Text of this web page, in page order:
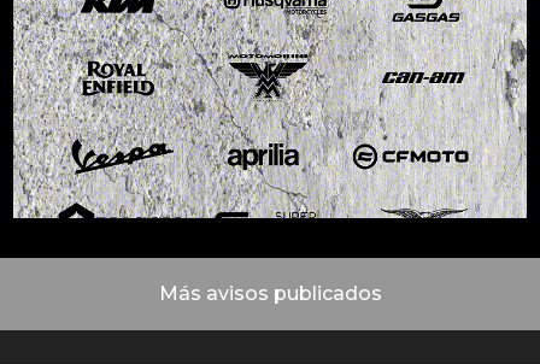
Más avisos publicados